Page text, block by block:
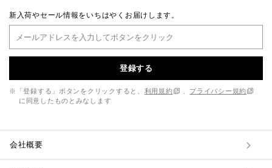
新入荷やセール情報をいちはやくお届けします。
登録する
※「登録する」ボタンをクリックすると、 利用規約
プライバシー規約
に同意したものとみなします
会社概要